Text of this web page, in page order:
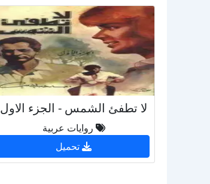
لا تطفئ الشمس - الجزء الاول
روايات عربية
تحميل